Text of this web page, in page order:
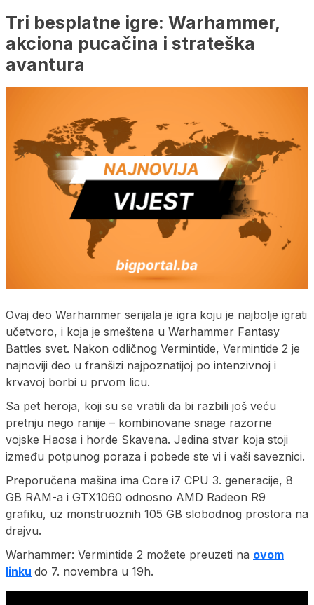
Tri besplatne igre: Warhammer,
akciona pucačina i strateška
avantura
Ovaj deo Warhammer serijala je igra koju je najbolje igrati
učetvoro, i koja je smeštena u Warhammer Fantasy
Battles svet. Nakon odličnog Vermintide, Vermintide 2 je
najnoviji deo u franšizi najpoznatijoj po intenzivnoj i
krvavoj borbi u prvom licu.
Sa pet heroja, koji su se vratili da bi razbili još veću
pretnju nego ranije – kombinovane snage razorne
vojske Haosa i horde Skavena. Jedina stvar koja stoji
između potpunog poraza i pobede ste vi i vaši saveznici.
Preporučena mašina ima Core i7 CPU 3. generacije, 8
GB RAM-a i GTX1060 odnosno AMD Radeon R9
grafiku, uz monstruoznih 105 GB slobodnog prostora na
drajvu.
Warhammer: Vermintide 2 možete preuzeti na ovom
linku do 7. novembra u 19h.